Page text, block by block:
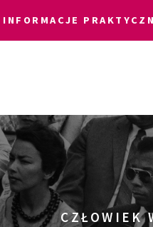
INFORMACJE
CZŁOWIEK